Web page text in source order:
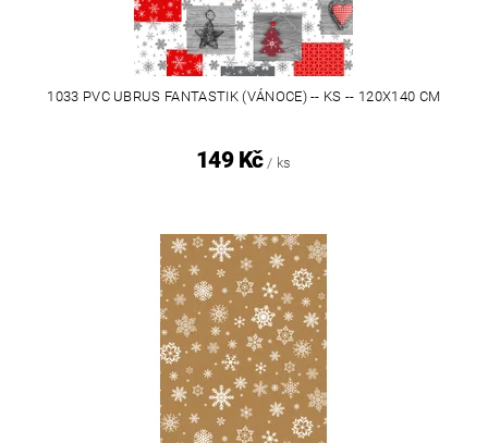
1033 PVC UBRUS FANTASTIK (VÁNOCE) -- KS -- 120X140 CM
149 Kč / ks